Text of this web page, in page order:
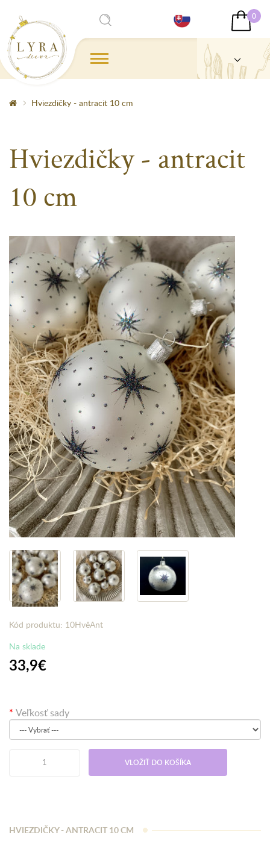
0
Hviezdičky - antracit 10 cm
Hviezdičky - antracit
10 cm
Kód produktu: 10HvěAnt
Na sklade
33,9€
Veľkosť sady
VLOŽIŤ DO KOŠÍKA
HVIEZDIČKY - ANTRACIT 10 CM